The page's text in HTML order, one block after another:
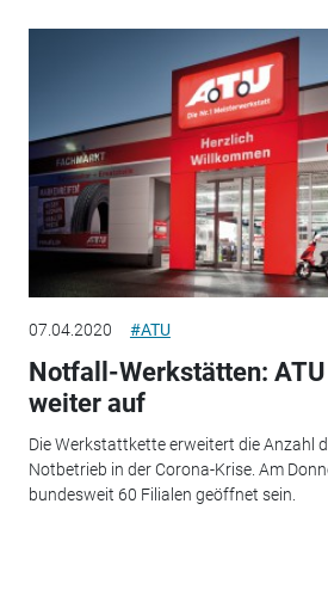
07.04.2020 #ATU
Notfall-Werkstätten:
weiter auf
Die Werkstattkette erweitert die Anzahl
Notbetrieb in der Corona-Krise. Am
bundesweit 60 Filialen geöffnet sein.